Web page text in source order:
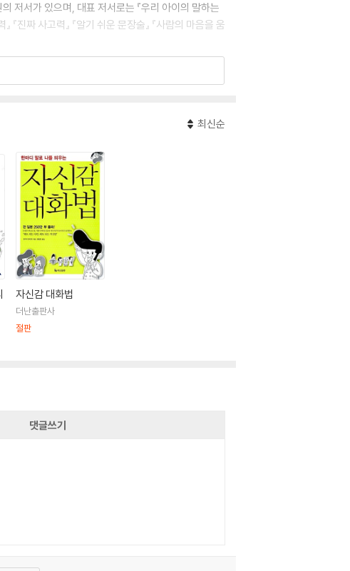
저서가 있으며, 대표 저서로는 『우리 아이의 말하는
『진짜 사고력』 『알기 쉬운 문장술』 『사람의 마음을 움
최신순
자신감 대화법
더난출판사
절판
댓글쓰기